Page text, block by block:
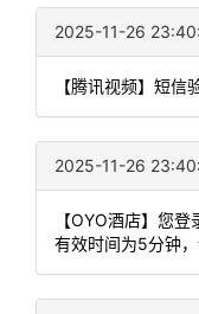
2025-11-26
【腾讯视频】短
2025-11-26
【OYO酒店】您
有效时间为5分钟，